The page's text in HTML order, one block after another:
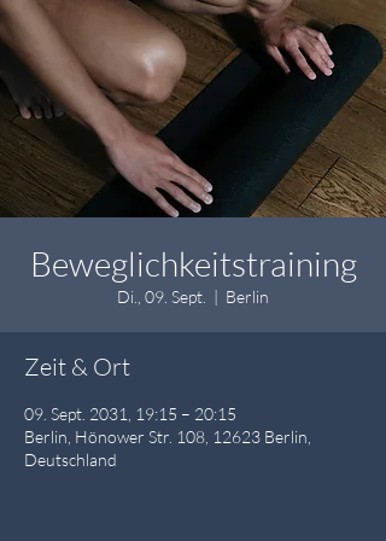
Beweglichkeitstraining
Di., 09. Sept.
  |
Berlin
Zeit & Ort
09. Sept. 2031, 19:15 – 20:15
Berlin, Hönower Str. 108, 12623 Berlin,
Deutschland